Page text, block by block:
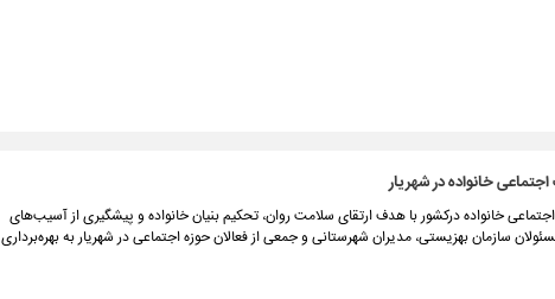
خانواده در شهریار
خانواده درکشور با هدف ارتقای سلامت روان، تحکیم بنیان خانواده و پیشگیری از آسیب‌های
سازمان بهزیستی، مدیران شهرستانی و جمعی از فعالان حوزه اجتماعی در شهریار به بهره‌برداری